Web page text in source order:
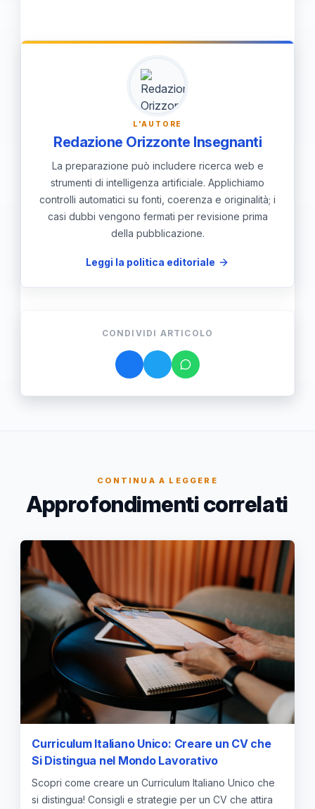
assicurati che sia professionale e
appropriata per il contesto lavorativo.
In alcune situazioni, l'immagine può
contribuire a personalizzare il
curriculum e a creare una
connessione visiva.
L'AUTORE
Redazione Orizzonte Insegnanti
La preparazione può includere ricerca web e
strumenti di intelligenza artificiale. Applichiamo
controlli automatici su fonti, coerenza e originalità; i
casi dubbi vengono fermati per revisione prima
della pubblicazione.
Leggi la politica editoriale
CONDIVIDI ARTICOLO
CONTINUA A LEGGERE
Approfondimenti correlati
Curriculum Italiano Unico: Creare un CV che
Si Distingua nel Mondo Lavorativo
Scopri come creare un Curriculum Italiano Unico che
si distingua! Consigli e strategie per un CV che attira